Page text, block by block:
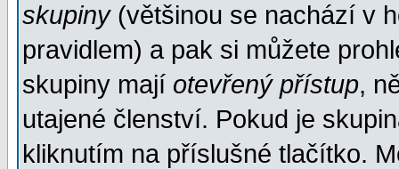
skupiny(většinou se nachází v
pravidlem) a pak si můžete
skupiny mají otevřený přístup,
utajené členství. Pokud je
kliknutím na příslušné tlačítko.